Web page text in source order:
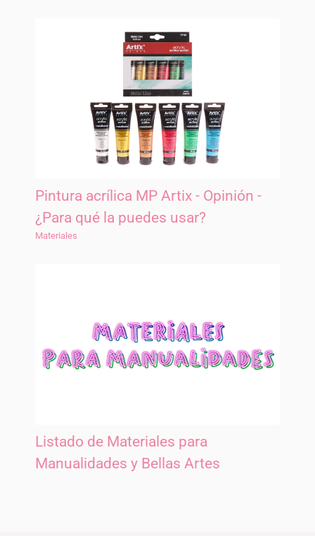
Pintura acrílica MP Artix - Opinión -
¿Para qué la puedes usar?
Materiales
Listado de Materiales para
Manualidades y Bellas Artes